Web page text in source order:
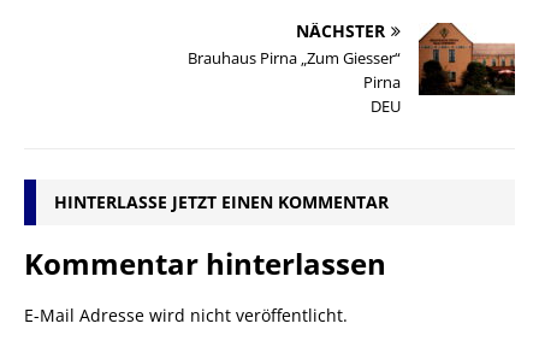
NÄCHSTER
Brauhaus Pirna „Zum Giesser“
Pirna
DEU
HINTERLASSE JETZT EINEN KOMMENTAR
Kommentar hinterlassen
E-Mail Adresse wird nicht veröffentlicht.